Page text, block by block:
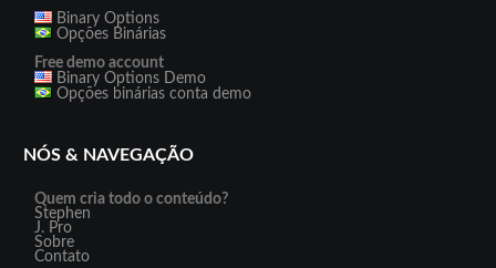
Binary Options
Opções Binárias
Free demo account
Binary Options Demo
Opções binárias conta demo
NÓS & NAVEGAÇÃO
Quem cria todo o conteúdo?
Stephen
J. Pro
Sobre
Contato